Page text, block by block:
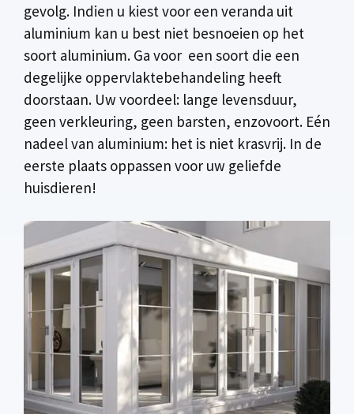
gevolg. Indien u kiest voor een veranda uit
aluminium kan u best niet besnoeien op het
soort aluminium. Ga voor een soort die een
degelijke oppervlaktebehandeling heeft
doorstaan. Uw voordeel: lange levensduur,
geen verkleuring, geen barsten, enzovoort. Eén
nadeel van aluminium: het is niet krasvrij. In de
eerste plaats oppassen voor uw geliefde
huisdieren!